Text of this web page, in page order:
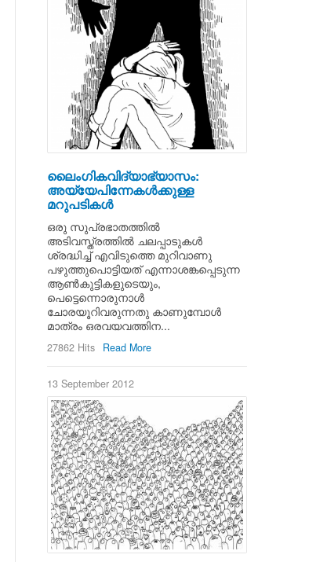
ലൈംഗികവിദ്യാഭ്യാസം:
അയ്യേപിന്നേകള്‍ക്കുള്ള
മറുപടികള്‍
ഒരു സുപ്രഭാതത്തില്‍
അടിവസ്ത്രത്തില്‍ ചലപ്പാടുകള്‍
ശ്രദ്ധിച്ച് എവിടുത്തെ മുറിവാണു
പഴുത്തുപൊട്ടിയത് എന്നാശങ്കപ്പെടുന്ന
ആണ്‍കുട്ടികളുടെയും,
പെട്ടെന്നൊരുനാള്‍
ചോരയൂറിവരുന്നതു കാണുമ്പോള്‍
മാത്രം ഒരവയവത്തിന...
27862 Hits Read More
13 September 2012